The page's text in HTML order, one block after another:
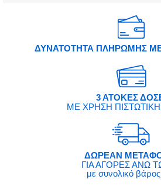
ΔΥΝΑΤΟΤΗΤΑ ΠΛΗΡΩΜΗΣ
3 ΑΤΟΚΕΣ
ΜΕ ΧΡΗΣΗ
ΔΩΡΕΑΝ
ΓΙΑ ΑΓΟΡΕΣ ΑΝΩ
με συνολικό